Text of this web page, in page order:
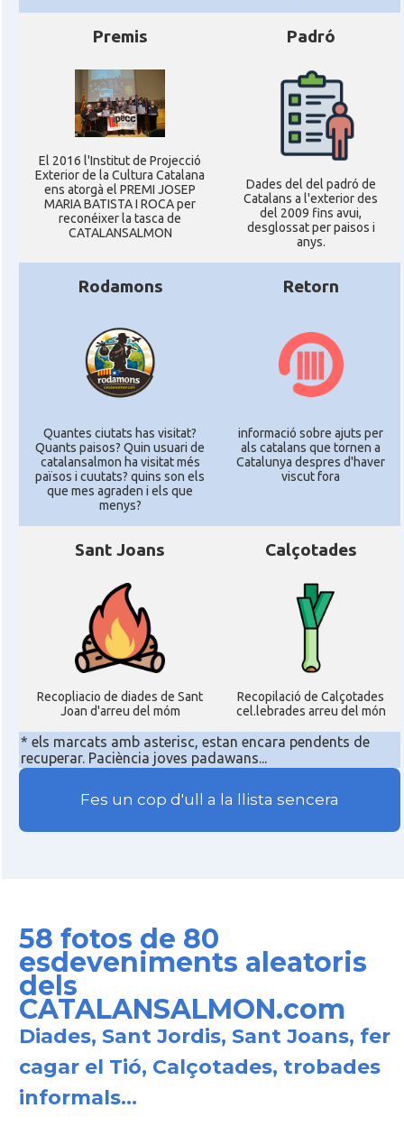
Premis
El 2016 l'Institut de Projecció
Exterior de la Cultura Catalana
ens atorgà el PREMI JOSEP
MARIA BATISTA I ROCA per
reconéixer la tasca de
CATALANSALMON
Padró
Dades del del padró de
Catalans a l'exterior des
del 2009 fins avui,
desglossat per paisos i
anys.
Rodamons
Quantes ciutats has visitat?
Quants paisos? Quin usuari de
catalansalmon ha visitat més
països i cuutats? quins son els
que mes agraden i els que
menys?
Retorn
informació sobre ajuts per
als catalans que tornen a
Catalunya despres d'haver
viscut fora
Sant Joans
Recopliacio de diades de Sant
Joan d'arreu del móm
Calçotades
Recopilació de Calçotades
cel.lebrades arreu del món
* els marcats amb asterisc, estan encara pendents de
recuperar. Paciència joves padawans...
Fes un cop d'ull a la llista sencera
58 fotos de 80
esdeveniments aleatoris
dels
CATALANSALMON.com
Diades, Sant Jordis, Sant Joans, fer
cagar el Tió, Calçotades, trobades
informals...